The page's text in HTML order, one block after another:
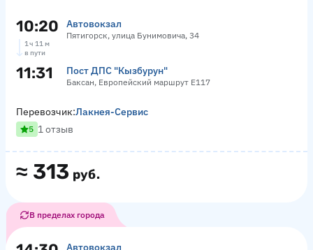
10:20 Автовокзал
Пятигорск, улица Бунимовича, 34
1 ч 11 м
в пути
11:31 Пост ДПС "Кызбурун"
Баксан, Европейский маршрут Е117
≈ 313 руб.
Перевозчик:Лакнея-Сервис
5 1 отзыв
В пределах города
Автовокзал